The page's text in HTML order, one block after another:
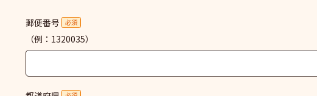
郵便番号 必須
（例：1320035）